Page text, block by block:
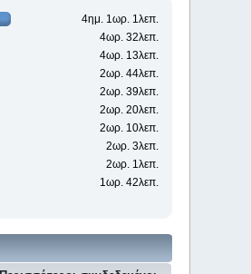
4ημ. 1ωρ. 1λεπ.
4ωρ. 32λεπ.
4ωρ. 13λεπ.
2ωρ. 44λεπ.
2ωρ. 39λεπ.
2ωρ. 20λεπ.
2ωρ. 10λεπ.
2ωρ. 3λεπ.
2ωρ. 1λεπ.
1ωρ. 42λεπ.